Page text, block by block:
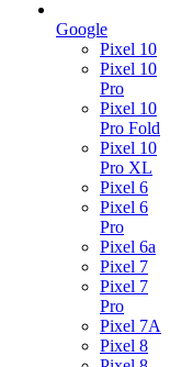
Google
Pixel 10
Pixel 10
Pro
Pixel 10
Pro Fold
Pixel 10
Pro XL
Pixel 6
Pixel 6
Pro
Pixel 6a
Pixel 7
Pixel 7
Pro
Pixel 7A
Pixel 8